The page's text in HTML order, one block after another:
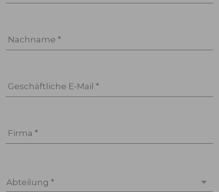
Nachname *
Geschäftliche E-Mail *
Firma *
Abteilung *